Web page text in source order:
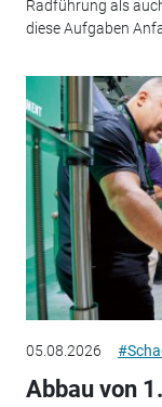
Radführung als
diese Aufgaben
05.08.2026
Abbau von